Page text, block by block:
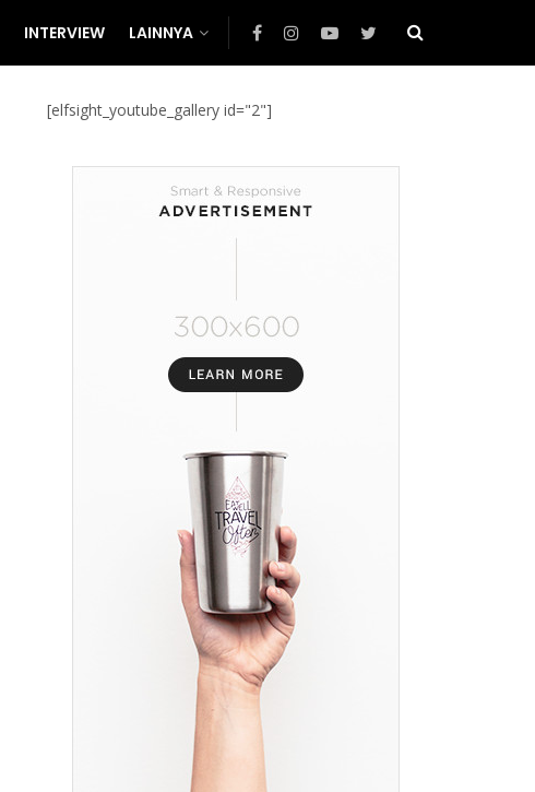
INTERVIEW LAINNYA
[elfsight_youtube_gallery id="2"]